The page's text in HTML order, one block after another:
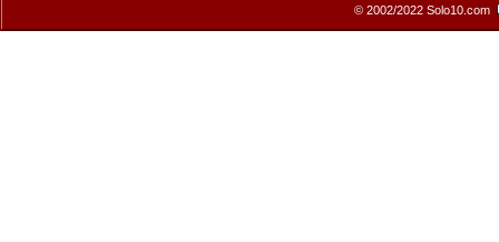
© 2002/2022 Solo10.com